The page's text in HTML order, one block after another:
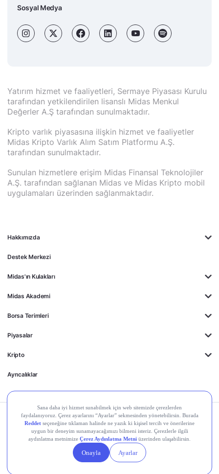
Hakkımızda
Destek Merkezi
Midas'ın Kulakları
Midas Akademi
Borsa Terimleri
Piyasalar
Kripto
Ayrıcalıklar
Sosyal Medya
Yatırım hizmet ve faaliyetleri, Sermaye Piyasası Kurulu
tarafından yetkilendirilen lisanslı Midas Menkul
Değerler A.Ş tarafından sunulmaktadır.
Kripto varlık piyasasına ilişkin hizmet ve faaliyetler
Midas Kripto Varlık Alım Satım Platformu A.Ş.
tarafından sunulmaktadır.
Sunulan hizmetlere erişim Midas Finansal Teknolojiler
A.Ş. tarafından sağlanan Midas ve Midas Kripto mobil
uygulamaları üzerinden sağlanmaktadır.
© 2026 Midas Finansal Teknolojiler A.Ş. Tüm hakları
Kişisel Verilerin
Korunması
Gizlilik
Politikası
Yasal
Duyurular
Çerez
Ayarları